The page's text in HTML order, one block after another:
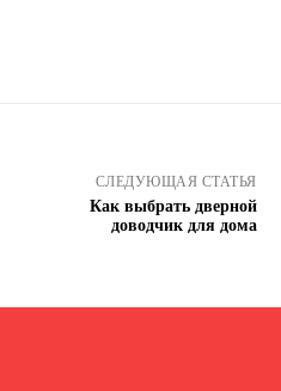
СЛЕДУЮЩАЯ СТАТЬЯ
Как выбрать дверной
доводчик для дома